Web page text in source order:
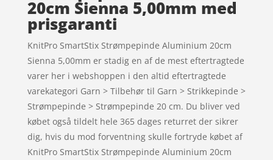
20cm Sienna 5,00mm med
prisgaranti
KnitPro SmartStix Strømpepinde Aluminium 20cm
Sienna 5,00mm er stadig en af de mest eftertragtede
varer her i webshoppen i den altid eftertragtede
varekategori Garn > Tilbehør til Garn > Strikkepinde >
Strømpepinde > Strømpepinde 20 cm. Du bliver ved
købet også tildelt hele 365 dages returret der sikrer
dig, hvis du mod forventning skulle fortryde købet af
KnitPro SmartStix Strømpepinde Aluminium 20cm